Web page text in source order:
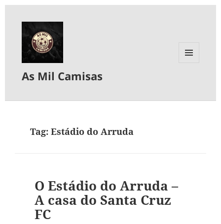
As Mil Camisas
Tag:Estádio do Arruda
O Estádio do Arruda –
A casa do Santa Cruz
FC